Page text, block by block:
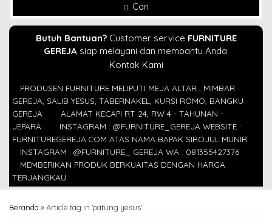
Cari
Butuh Bantuan?Customer service FURNITURE
GEREJAsiap melayani dan membantu Anda.
Kontak Kami
PRODUSEN FURNITURE MELIPUTI MEJA ALTAR , MIMBAR
GEREJA, SALIB YESUS, TABERNAKEL, KURSI ROMO, BANGKU
GEREJA
ALAMAT KECAPI RT 24, RW 4 - TAHUNAN -
JEPARA
INSTAGRAM : @FURNITURE_GEREJA WEBSITE :
FURNITUREGEREJA.COM ATAS NAMA BAPAK SIROJUL MUNIR
INSTAGRAM : @FURNITURE_ GEREJA WA : 081355427376
MEMBERIKAN PRODUK BERKUAITAS DENGAN HARGA
TERJANGKAU
Beranda »Article tag in 'patung yesus'